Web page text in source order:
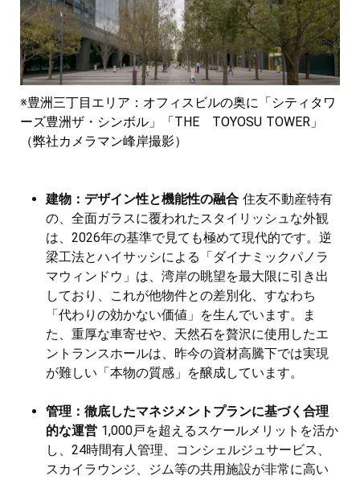
※豊洲三丁目エリア：オフィスビルの奥に「シティタワ
ーズ豊洲ザ・シンボル」「THE TOYOSU TOWER」
（弊社カメラマン峰岸撮影）
建物：デザイン性と機能性の融合 住友不動産特有
の、全面ガラスに覆われたスタイリッシュな外観
は、2026年の基準で見ても極めて現代的です。逆
梁工法とハイサッシによる「ダイナミックパノラ
マウィンドウ」は、湾岸の眺望を最大限に引き出
しており、これが他物件との差別化、すなわち
「代わりの効かない価値」を生んでいます。ま
た、重厚な車寄せや、天然石を贅沢に使用したエ
ントランスホールは、昨今の資材高騰下では実現
が難しい「本物の質感」を醸成しています。
管理：徹底したマネジメントプランに基づく合理
的な運営 1,000戸を超えるスケールメリットを活か
し、24時間有人管理、コンシェルジュサービス、
スカイラウンジ、ジム等の共用施設が非常に高い